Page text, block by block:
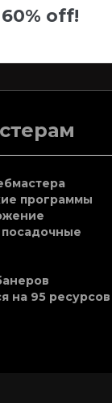
off!
программы
на 95 ресурсов